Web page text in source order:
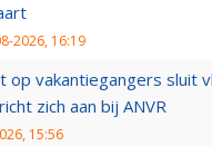
2026, 16:19
op vakantiegangers sluit
zich aan bij ANVR
15:56